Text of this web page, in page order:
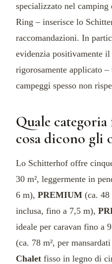
specializzato nel
Ring – inserisce lo
raccomandazioni. In
evidenzia positivamente
rigorosamente applicato
campeggi spesso non
Quale categoria
cosa dicono gli
Lo Schitterhof offre
30 m², leggermente in
6 m), PREMIUM (ca. 48
inclusa, fino a 7,5 m),
ideale per caravan fino a
(ca. 78 m², per
Chalet fisso in legno di